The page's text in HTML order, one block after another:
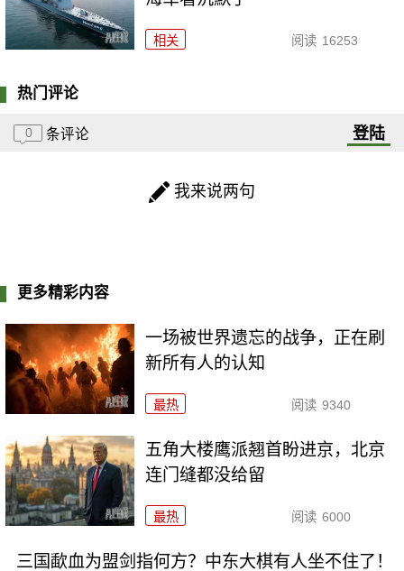
相关 阅读 16253
热门评论
0 条评论 登陆
我来说两句
更多精彩内容
一场被世界遗忘的战争，正在刷
新所有人的认知
最热 阅读 9340
五角大楼鹰派翘首盼进京，北京
连门缝都没给留
最热 阅读 6000
三国歃血为盟剑指何方？中东大棋有人坐不住了！